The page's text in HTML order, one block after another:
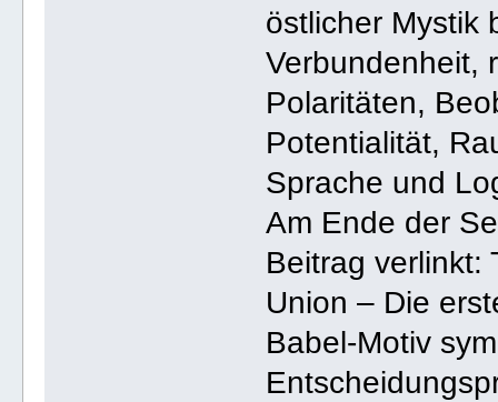
östlicher Mystik
Verbundenheit,
Polaritäten,
Potentialität,
Sprache und
Am Ende der
Beitrag verlinkt:
Union – Die
Babel-Motiv